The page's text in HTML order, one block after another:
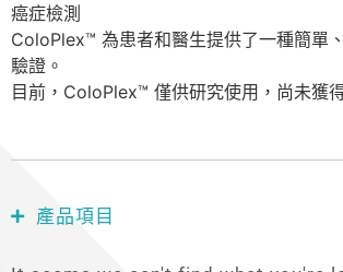
癌症檢測
ColoPlex™ 為患者和醫生提供了一種簡單
驗證。
目前，ColoPlex™ 僅供研究使用，尚未獲
產品項目